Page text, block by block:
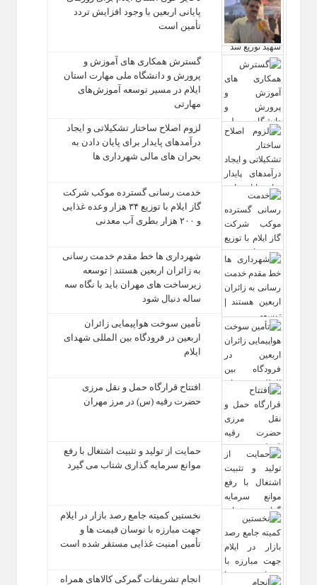
پایانی اربعین با وجود افزایش تردد
تأمین است
گسترش همکاری‌ های آموزش و
پرورش و دانشگاه ملی مهارت استان
ایلام در مسیر توسعه آموزش‌های
مهارتی
لزوم اصلاح ساختار تشکیلاتی و ایجاد
درآمدهای پایدار برای پایان دادن به
بحران‌ های مالی شهرداری‌ ها
خدمت رسانی گسترده موکب شرکت
گاز ایلام با توزیع ۳۴ هزار وعده غذایی
و ۲۰۰ هزار بطری آب معدنی
شهرداری‌ ها خط مقدم خدمت ‌رسانی
به زائران اربعین هستند | توسعه
زیرساخت ‌های مهران باید با نگاه سه‌
ساله دنبال شود
تأمین سوخت هواپیمایی زائران
اربعین در فرودگاه بین المللی شهدای
ایلام
افتتاح قرارگاه حمل‌ و نقل مرزی
حضرت رقیه (س) در مرز مهران
حمایت از تولید و تثبیت اشتغال با رفع
موانع سرمایه‌ گذاری شتاب می‌ گیرد
نخستین کمیته جامع رصد بازار در ایلام
جهت مبارزه با نوسان قیمت‌ ها و
تأمین امنیت غذایی مستقر شده است
انجام تشریفات گمرکی کالاهای همراه